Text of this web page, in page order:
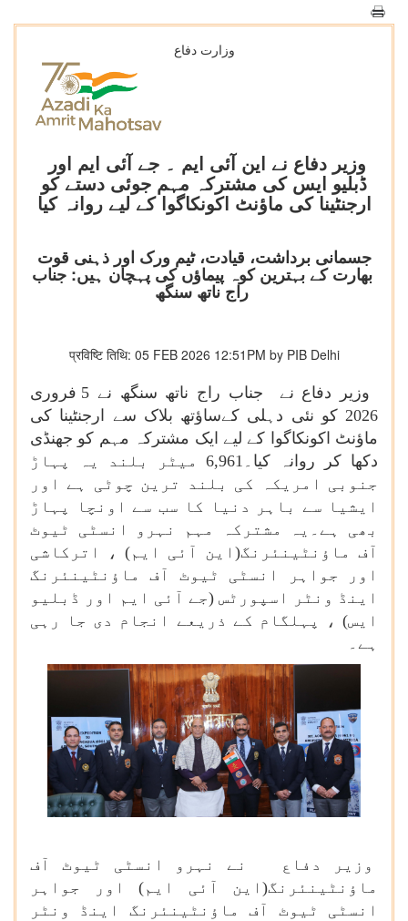
وزارت دفاع
ڈبلیو ایس کی مشترکہ مہم جوئی دستے کو
ارجنٹینا کی ماؤنٹ اکونکاگوا کے لیے روانہ کیا
جسمانی برداشت، قیادت، ٹیم ورک اور ذہنی قوت
بھارت کے بہترین کوہ پیماؤں کی پہچان ہیں: جناب
راج ناتھ سنگھ
प्रविष्टि तिथि: 05 FEB 2026 12:51PM by PIB Delhi
وزیر دفاع نے جناب راج ناتھ سنگھ نے 5 فروری
2026 کو نئی دہلی کےساؤتھ بلاک سے ارجنٹینا کی
ماؤنٹ اکونکاگوا کے لیے ایک مشترکہ مہم کو جھنڈی
دکھا کر روانہ کیا۔6,961 میٹر بلند یہ پہاڑ
جنوبی امریکہ کی بلند ترین چوٹی ہے اور
ایشیا سے باہر دنیا کا سب سے اونچا پہاڑ
بھی ہے۔یہ مشترکہ مہم نہرو انسٹی ٹیوٹ
آف ماؤنٹینئرنگ(این آئی ایم) ، اترکاشی
اور جواہر انسٹی ٹیوٹ آف ماؤنٹینئرنگ
اینڈ ونٹر اسپورٹس (جے آئی ایم اور ڈبلیو
ایس) ، پہلگام کے ذریعے انجام دی جا رہی
ہے۔
وزیر دفاع نے نہرو انسٹی ٹیوٹ آف
ماؤنٹینئرنگ(این آئی ایم) اور جواہر
انسٹی ٹیوٹ آف ماؤنٹینئرنگ اینڈ ونٹر